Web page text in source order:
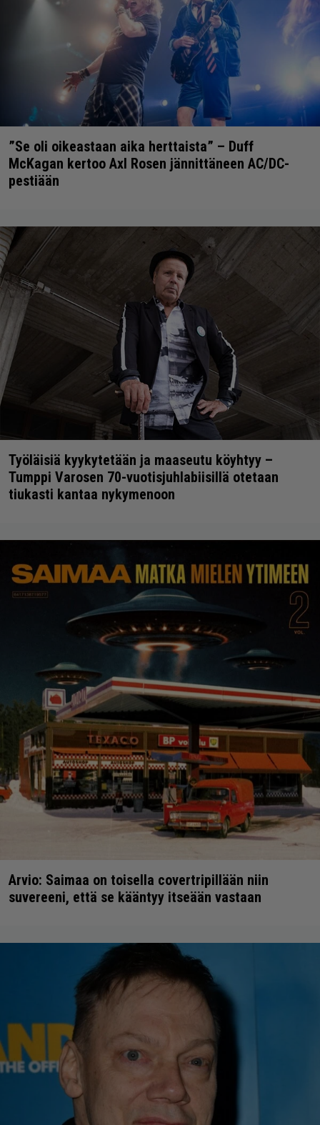
”Se oli oikeastaan aika herttaista” – Duff
McKagan kertoo Axl Rosen jännittäneen AC/DC-
pestiään
Työläisiä kyykytetään ja maaseutu köyhtyy –
Tumppi Varosen 70-vuotisjuhlabiisillä otetaan
tiukasti kantaa nykymenoon
Arvio: Saimaa on toisella covertripillään niin
suvereeni, että se kääntyy itseään vastaan